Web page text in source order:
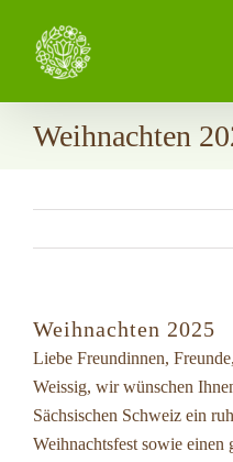
Inhalt
springen
Weihnachten
Weihnachten 2025
Liebe Freundinnen,
Weissig, wir wünschen
Sächsischen Schweiz ein
Weihnachtsfest sowie einen